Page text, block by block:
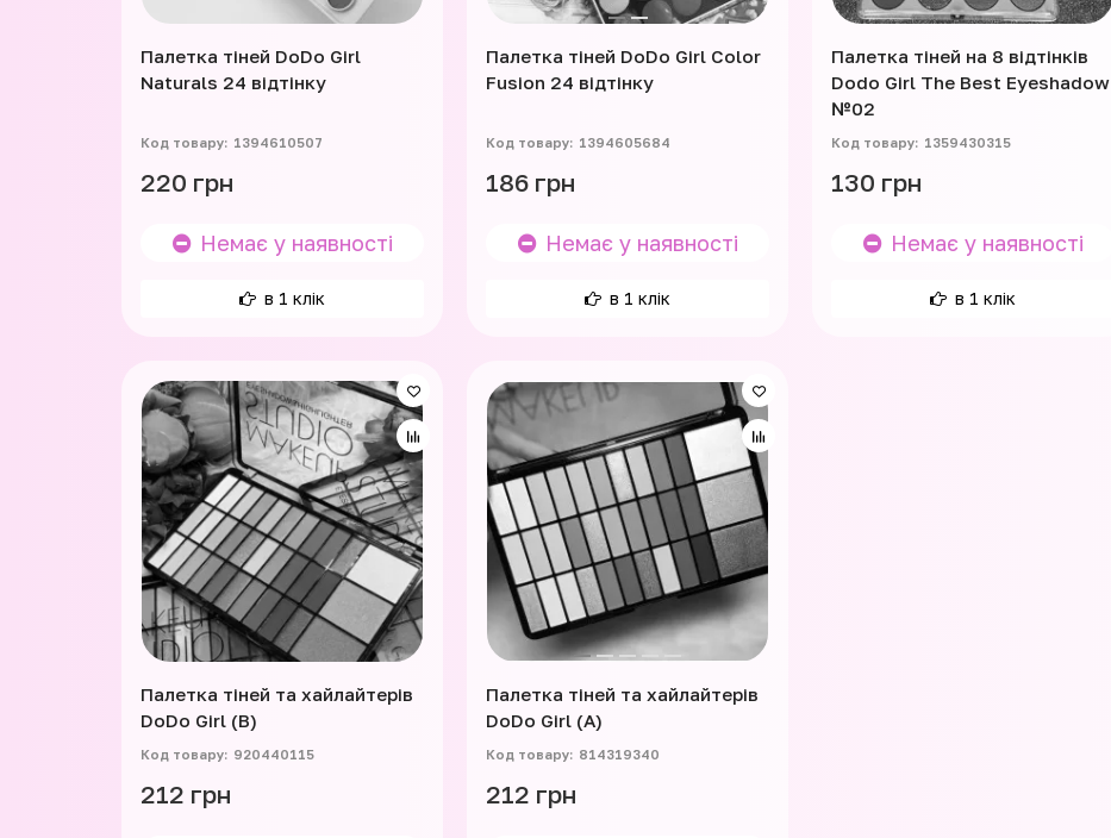
Палетка тіней DoDo Girl
Naturals 24 відтінку
1394610507
220 грн
Немає у наявності
в 1 клік
Палетка тіней DoDo Girl Color
Fusion 24 відтінку
1394605684
186 грн
Немає у наявності
в 1 клік
Палетка тіней на 8 відтінків
Dodo Girl The Best Eyeshadow
№02
1359430315
130 грн
Немає у наявності
в 1 клік
Палетка тіней та хайлайтерів
DoDo Girl (B)
920440115
212 грн
Палетка тіней та хайлайтерів
DoDo Girl (A)
814319340
212 грн